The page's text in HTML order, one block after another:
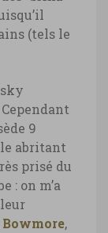
(tels le
9
abritant
prisé du
: on m’a
Bowmore,